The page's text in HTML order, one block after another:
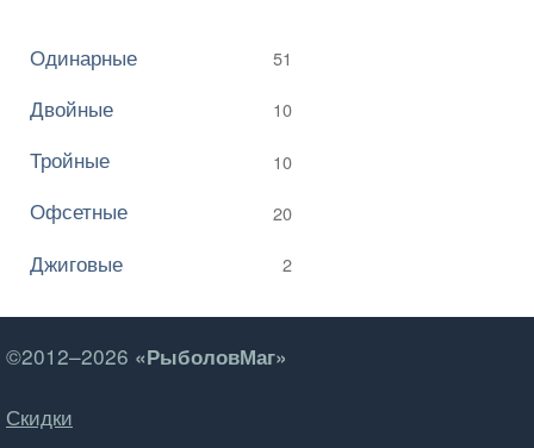
Одинарные 51
Двойные 10
Тройные 10
Офсетные 20
Джиговые 2
©2012–2026 «РыболовМаг»
Скидки